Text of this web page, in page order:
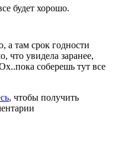
будет хорошо.
а там срок годности
что увидела заранее,
соберешь тут все
, чтобы получить